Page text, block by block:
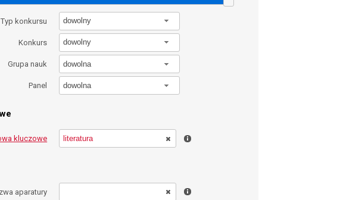
Typ konkursu dowolny
Konkurs dowolny
Grupa nauk dowolna
Panel dowolna
kluczowe
aparatury